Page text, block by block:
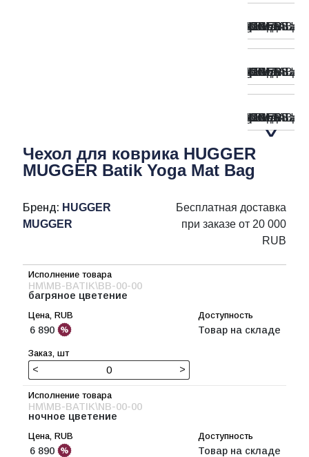
Чехол для коврика HUGGER
MUGGER Batik Yoga Mat Bag
Бренд: HUGGER
MUGGER
Бесплатная доставка
при заказе от 20 000
RUB
HM\MB-BATIK\BB-00-00
багряное цветение
6 890 Товар на складе
< >
HM\MB-BATIK\NB-00-00
ночное цветение
6 890 Товар на складе